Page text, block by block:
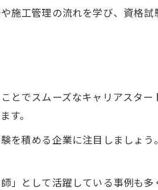
分野の資格取得法を解説
す人のための知識習得術
用で合格率を高める
果的な勉強スケジュール
格を目指す勉強法を紹介
対策と重要ポイント解説
界の資格動向
工管理の流れを学び、資格
でスムーズなキャリアスタ
す。
積める企業に注目しましょ
として活躍している事例も